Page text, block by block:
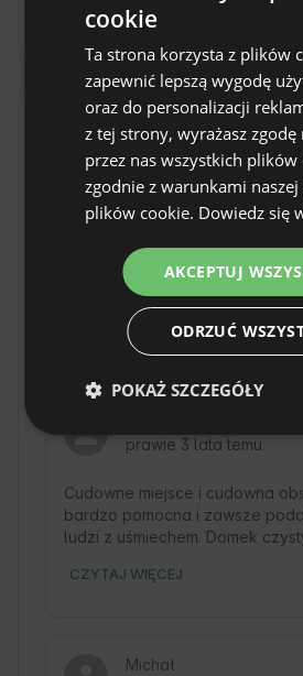
wielkopolskim, zachwyca
To świetna baza dla Gości,
odkrywać uroki regionu i
komfortowym
znajdziesz liczne szlaki
a także lokalne atrakcje, które
dzień podróży. Poznaj lokalną
się ciszą z dala od miejskiego
Pokaż więcej
Opinie
4.9 Na podstawie
prawie 3 lata temu
Cudowne miejsce i cudowna
bardzo pomocna i zawsze
ludzi z uśmiechem. Domek
skorzystania z sauny, rowerów
CZYTAJ WIĘCEJ
Michał
cookie
Ta strona korzysta z plików
zapewnić lepszą wygodę
oraz do personalizacji
z tej strony, wyrażasz zgodę
przez nas wszystkich plików
zgodnie z warunkami
plików cookie. Dowiedz się
AKCEPTUJ
ODRZUĆ
POKAŻ SZCZEGÓŁY